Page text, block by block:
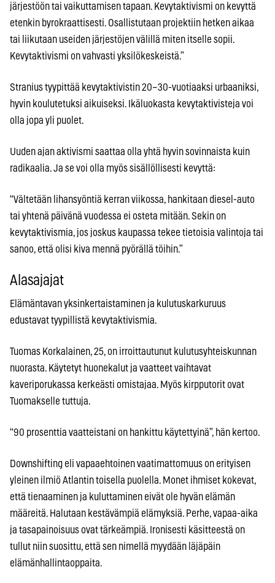
järjestöön tai vaikuttamisen tapaan. Kevytaktivismi on kevyttä
etenkin byrokraattisesti. Osallistutaan projektiin hetken aikaa
tai liikutaan useiden järjestöjen välillä miten itselle sopii.
Kevytaktivismi on vahvasti yksilökeskeistä.”
Stranius tyypittää kevytaktivistin 20–30-vuotiaaksi urbaaniksi,
hyvin koulutetuksi aikuiseksi. Ikäluokasta kevytaktivisteja voi
olla jopa yli puolet.
Uuden ajan aktivismi saattaa olla yhtä hyvin sovinnaista kuin
radikaalia. Ja se voi olla myös sisällöllisesti kevyttä:
“Vältetään lihansyöntiä kerran viikossa, hankitaan diesel-auto
tai yhtenä päivänä vuodessa ei osteta mitään. Sekin on
kevytaktivismia, jos joskus kaupassa tekee tietoisia valintoja tai
sanoo, että olisi kiva mennä pyörällä töihin.”
Alasajajat
Elämäntavan yksinkertaistaminen ja kulutuskarkuruus
edustavat tyypillistä kevytaktivismia.
Tuomas Korkalainen, 25, on irroittautunut kulutusyhteiskunnan
nuorasta. Käytetyt huonekalut ja vaatteet vaihtavat
kaveriporukassa kerkeästi omistajaa. Myös kirpputorit ovat
Tuomakselle tuttuja.
“90 prosenttia vaatteistani on hankittu käytettyinä”, hän kertoo.
Downshifting eli vapaaehtoinen vaatimattomuus on erityisen
yleinen ilmiö Atlantin toisella puolella. Monet ihmiset kokevat,
että tienaaminen ja kuluttaminen eivät ole hyvän elämän
määreitä. Halutaan kestävämpiä elämyksiä. Perhe, vapaa-aika
ja tasapainoisuus ovat tärkeämpiä. Ironisesti käsitteestä on
tullut niin suosittu, että sen nimellä myydään läjäpäin
elämänhallintaoppaita.